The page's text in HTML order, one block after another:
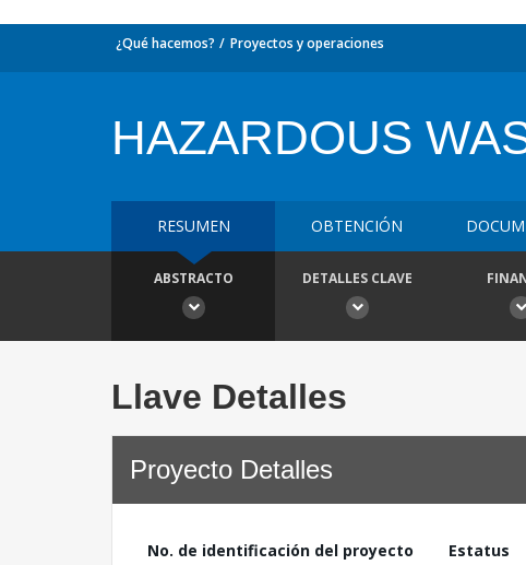
¿Qué hacemos? Proyectos y operaciones
HAZARDOUS
RESUMEN OBTENCIÓN
ABSTRACTO DETALLES CLAVE
Llave Detalles
Proyecto Detalles
No. de identificación del proyecto
Estatus